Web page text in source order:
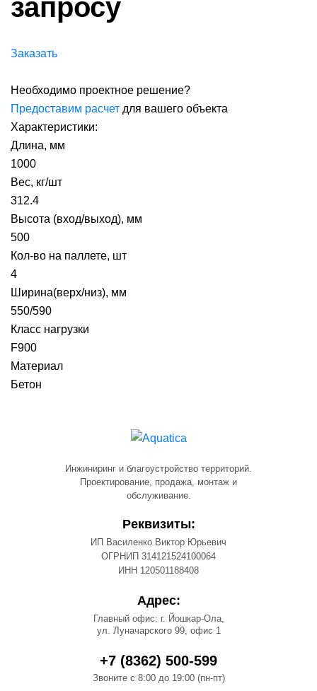
запросу
Заказать
Необходимо проектное решение?
Предоставим расчет для вашего объекта
Характеристики:
Длина, мм
1000
Вес, кг/шт
312.4
Высота (вход/выход), мм
500
Кол-во на паллете, шт
4
Ширина(верх/низ), мм
550/590
Класс нагрузки
F900
Материал
Бетон
Инжиниринг и благоустройство территорий.
Проектирование, продажа, монтаж и
обслуживание.
Реквизиты:
ИП Василенко Виктор Юрьевич
ОГРНИП 314121524100064
ИНН 120501188408
Адрес:
Главный офис: г. Йошкар-Ола,
ул. Луначарского 99, офис 1
+7 (8362) 500-599
Звоните с 8:00 до 19:00 (пн-пт)